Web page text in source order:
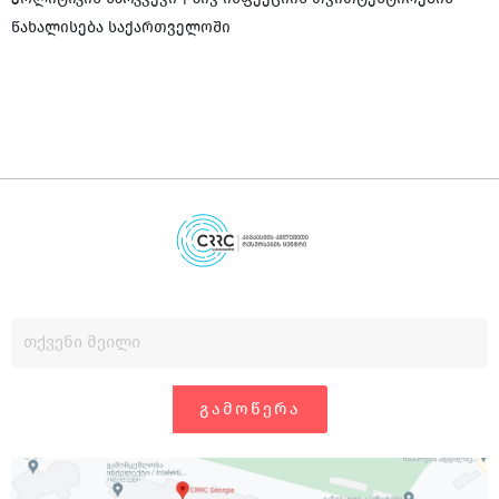
წახალისება საქართველოში
ᲒᲐᲛᲝᲬᲔᲠᲐ